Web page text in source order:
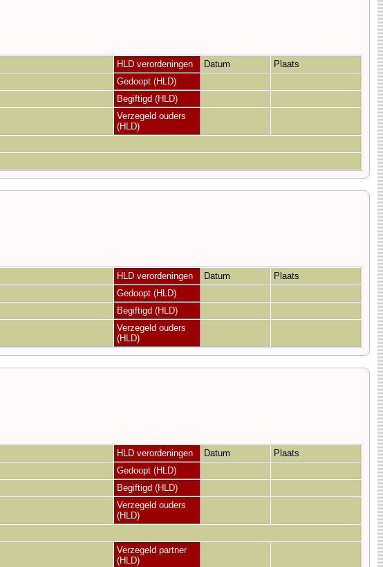
HLD verordeningen Datum
Plaats
Gedoopt (HLD)
Begiftigd (HLD)
Verzegeld ouders
(HLD)
HLD verordeningen Datum
Plaats
Gedoopt (HLD)
Begiftigd (HLD)
Verzegeld ouders
(HLD)
HLD verordeningen Datum
Plaats
Gedoopt (HLD)
Begiftigd (HLD)
Verzegeld ouders
(HLD)
Verzegeld partner
(HLD)